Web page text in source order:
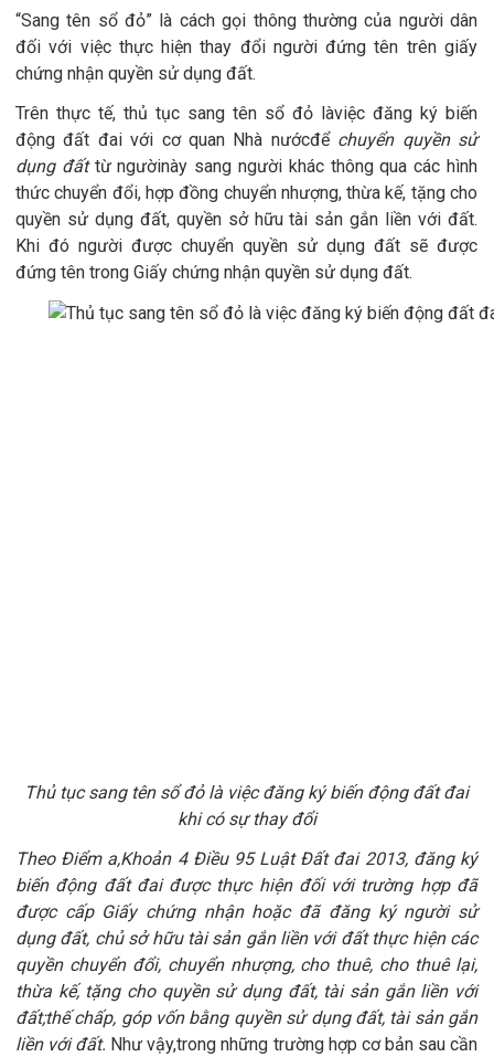
“Sang tên sổ đỏ” là cách gọi thông thường của người dân
đối với việc thực hiện thay đổi người đứng tên trên giấy
chứng nhận quyền sử dụng đất.
Trên thực tế, thủ tục sang tên sổ đỏ làviệc đăng ký biến
động đất đai với cơ quan N hà nướcđể chuyển quyền sử
dụng đấttừ ngườinày sang người khác thông qua các hình
thức chuyển đổi, hợp đồng chuyển nhượng, thừa kế, tặng cho
quyền sử dụng đất, quyền sở hữu tài sản gắn liền với đất.
Khi đó người được chuyển quyền sử dụng đất sẽ được
đứng tên trong Giấy chứng nhận quyền sử dụng đất.
Thủ tục sang tên sổ đỏ là việc đăng ký biến động đất đai
khi có sự thay đổi
Theo Điểm a,Khoản 4 Điều 95 Luật Đất đai2013, đăng ký
biến động đất đai được thực hiện đối với trường hợp đã
được cấp Giấy chứng nhận hoặc đã đăng ký người sử
dụng đất, chủ sở hữu tài sản gắn liền với đất thực hiện các
quyền chuyển đổi, chuyển nhượng, cho thuê, cho thuê lại,
thừa kế, tặng cho quyền sử dụng đất, tài sản gắn liền với
đất;thế chấp, góp vốn bằng quyền sử dụng đất, tài sản gắn
liền với đất. Như vậy,trong những trường hợp cơ bản sau cần